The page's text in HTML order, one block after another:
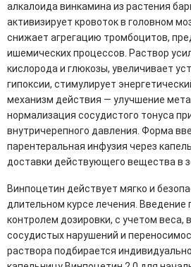
алкалоида винкамина из растения
активизирует кровоток в головном
снижает агрегацию тромбоцитов,
ишемических процессов. Раствор
кислорода и глюкозы, увеличивает
гипоксии, стимулирует
механизм действия — улучшение
нормализация сосудистого тонуса
внутричерепного давления. Форма
парентеральная инфузия через
доставки действующего вещества в
Винпоцетин действует мягко и
длительном курсе лечения. Введение
контролем дозировки, с учетом веса,
сосудистых нарушений и
раствора подбирается